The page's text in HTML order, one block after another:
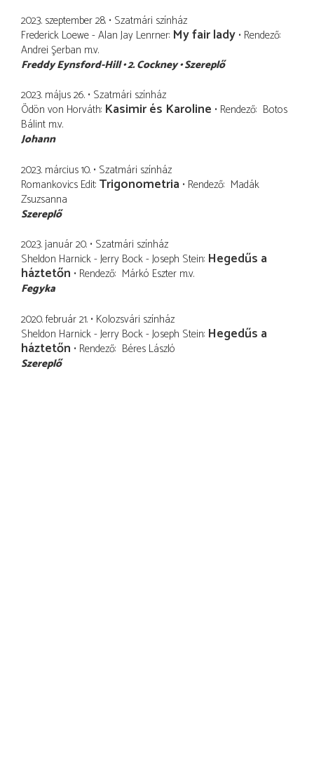
2023. szeptember 28. Szatmári színház
Frederick Loewe - Alan Jay Lenrner My fair lady Rendező
Andrei Şerban m.v.
Freddy Eynsford-Hill 2. Cockney Szereplő
2023. május 26. Szatmári színház
Ödön von Horváth Kasimir és Karoline Rendező Botos
Bálint m.v.
Johann
2023. március 10. Szatmári színház
Romankovics Edit Trigonometria Rendező Madák
Zsuzsanna
Szereplő
2023. január 20. Szatmári színház
Sheldon Harnick - Jerry Bock - Joseph Stein Hegedűs a
háztetőn Rendező Márkó Eszter m.v.
Fegyka
2020. február 21. Kolozsvári színház
Sheldon Harnick - Jerry Bock - Joseph Stein Hegedűs a
háztetőn Rendező Béres László
Szereplő